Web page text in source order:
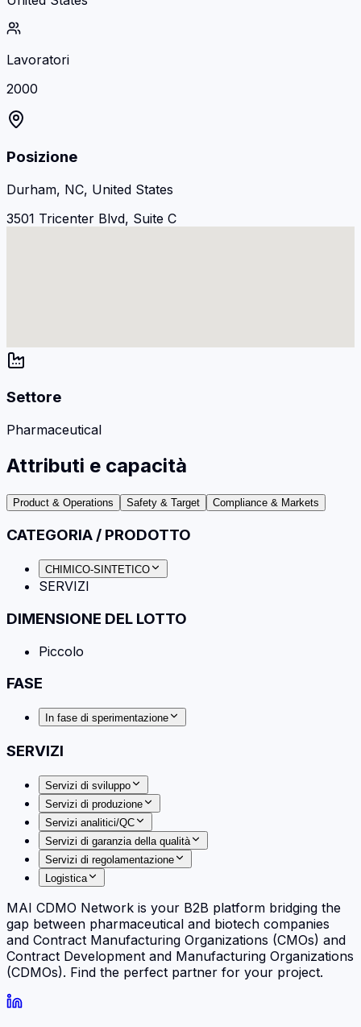
Lavoratori
2000
Posizione
Durham, NC, United States
3501 Tricenter Blvd, Suite C
Settore
Pharmaceutical
Attributi e capacità
Product & Operations Safety & Target Compliance & Markets
CATEGORIA / PRODOTTO
CHIMICO-SINTETICO
SERVIZI
DIMENSIONE DEL LOTTO
Piccolo
FASE
In fase di sperimentazione
SERVIZI
Servizi di sviluppo
Servizi di produzione
Servizi analitici/QC
Servizi di garanzia della qualità
Servizi di regolamentazione
Logistica
MAI CDMO Network is your B2B platform bridging the
gap between pharmaceutical and biotech companies
and Contract Manufacturing Organizations (CMOs) and
Contract Development and Manufacturing Organizations
(CDMOs). Find the perfect partner for your project.